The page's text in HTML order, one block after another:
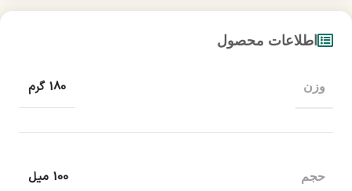
اطلاعات محصول
وزن 180 گرم
حجم 100 میل